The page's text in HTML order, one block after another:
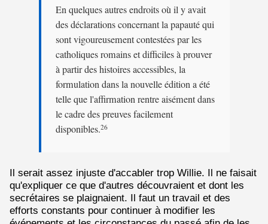
En quelques autres endroits où il y avait
des déclarations concernant la papauté qui
sont vigoureusement contestées par les
catholiques romains et difficiles à prouver
à partir des histoires accessibles, la
formulation dans la nouvelle édition a été
telle que l'affirmation rentre aisément dans
le cadre des preuves facilement
disponibles.26
Il serait assez injuste d'accabler trop Willie. Il ne faisait
qu'expliquer ce que d'autres découvraient et dont les
secrétaires se plaignaient. Il faut un travail et des
efforts constants pour continuer à modifier les